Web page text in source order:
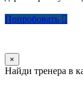
Попробовать
×
Найди тренера в